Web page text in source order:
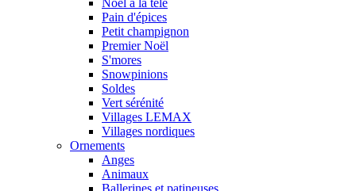
Noël à la télé
Pain d'épices
Petit champignon
Premier Noël
S'mores
Snowpinions
Soldes
Vert sérénité
Villages LEMAX
Villages nordiques
Ornements
Anges
Animaux
Ballerines et patineuses